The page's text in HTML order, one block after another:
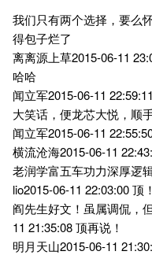
我们只有两个选择，要么
得包子烂了
离离源上草2015-06-11
哈哈
闻立军2015-06-11
大笑话，便龙芯大悦，顺
闻立军2015-06-11
横流沧海2015-06-11
老润学富五车功力深厚逻
lio2015-06-11 22:03:00 顶！
阎先生好文！虽属调侃，
11 21:35:08 顶再说！
明月天山2015-06-11